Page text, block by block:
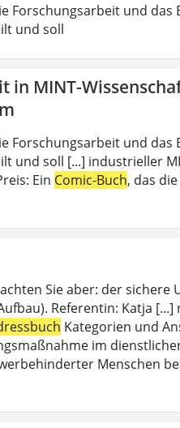
Forschungsarbeit und
und soll
in MINT-
Forschungsarbeit und
und soll [...] industrieller
Ein Comic-Buch, das
Sie aber: der sichere
Referentin: Katja
Kategorien und
im
Menschen